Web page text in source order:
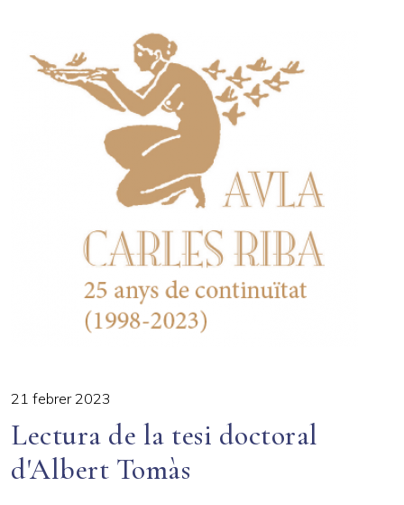
21 febrer 2023
Lectura de la tesi doctoral
d'Albert Tomàs